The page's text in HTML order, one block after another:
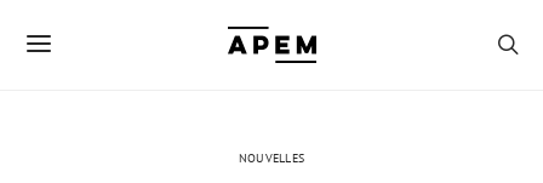
NOUVELLES